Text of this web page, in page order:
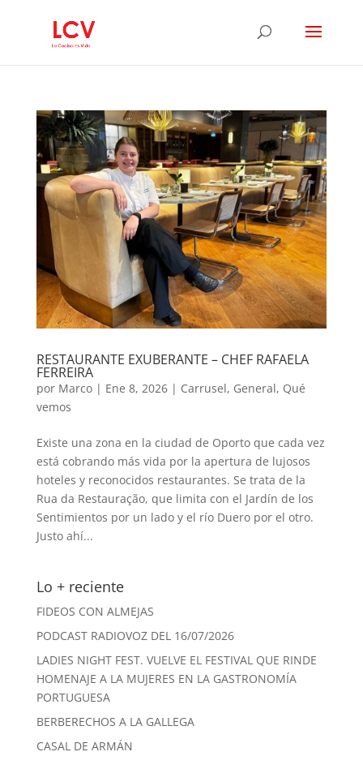
RESTAURANTE EXUBERANTE – CHEF RAFAELA
FERREIRA
por Marco| Ene 8, 2026| Carrusel, General, Qué
vemos
Existe una zona en la ciudad de Oporto que cada vez
está cobrando más vida por la apertura de lujosos
hoteles y reconocidos restaurantes. Se trata de la
Rua da Restauração, que limita con el Jardín de los
Sentimientos por un lado y el río Duero por el otro.
Justo ahí...
Lo + reciente
FIDEOS CON ALMEJAS
PODCAST RADIOVOZ DEL 16/07/2026
LADIES NIGHT FEST. VUELVE EL FESTIVAL QUE RINDE
HOMENAJE A LA MUJERES EN LA GASTRONOMÍA
PORTUGUESA
BERBERECHOS A LA GALLEGA
CASAL DE ARMÁN